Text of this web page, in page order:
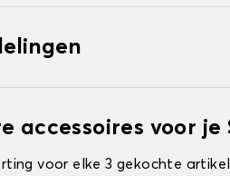
accessoires voor je
voor elke 3 gekochte